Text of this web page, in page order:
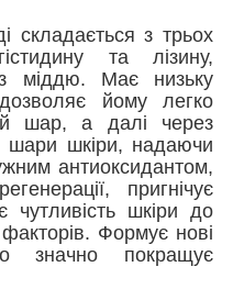
складається з трьох
та лізину,
з міддю. Має низьку
йому легко
шар, а далі через
шари шкіри, надаючи
антиоксидантом,
пригнічує
чутливість шкіри до
Формує нові
значно покращує